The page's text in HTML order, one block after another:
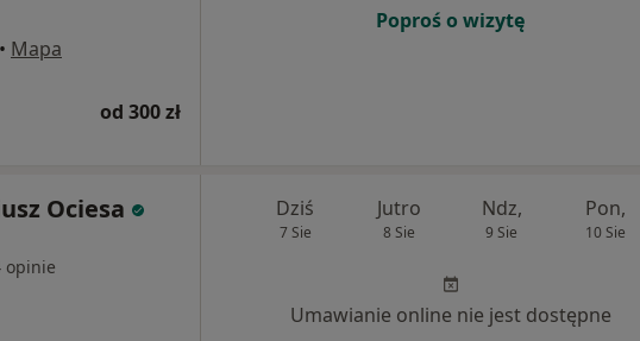
• Mapa
od 300 zł
Poproś o wizytę
Ociesa
opinie
Dziś
7 Sie
Jutro
8 Sie
Ndz,
9 Sie
Pon,
10 Sie
Umawianie online nie jest dostępne